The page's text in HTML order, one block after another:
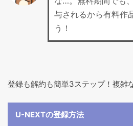
与されるから有料作
う！
登録も解約も簡単3ステップ！複雑
U-NEXTの登録方法